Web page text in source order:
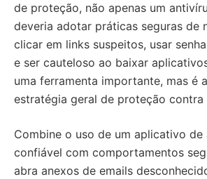
de proteção, não apenas um
deveria adotar práticas seguras de
clicar em links suspeitos, usar
e ser cauteloso ao baixar
uma ferramenta importante, mas é
estratégia geral de proteção contra
Combine o uso de um aplicativo de
confiável com comportamentos
abra anexos de emails